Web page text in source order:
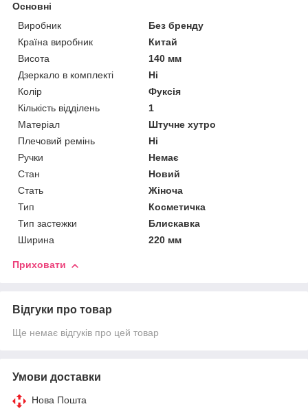
Основні
Виробник
Без бренду
Країна виробник
Китай
Висота
140 мм
Дзеркало в комплекті
Ні
Колір
Фуксія
Кількість відділень
1
Матеріал
Штучне хутро
Плечовий ремінь
Ні
Ручки
Немає
Стан
Новий
Стать
Жіноча
Тип
Косметичка
Тип застежки
Блискавка
Ширина
220 мм
Приховати
Відгуки про товар
Ще немає відгуків про цей товар
Умови доставки
Нова Пошта